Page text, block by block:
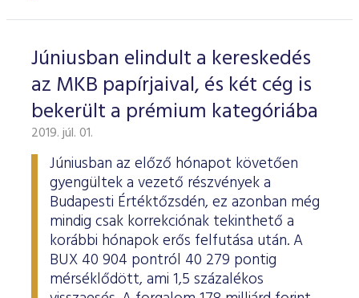
Júniusban elindult a kereskedés
az MKB papírjaival, és két cég is
bekerült a prémium kategóriába
2019. júl. 01.
Júniusban az előző hónapot követően
gyengültek a vezető részvények a
Budapesti Értéktőzsdén, ez azonban még
mindig csak korrekciónak tekinthető a
korábbi hónapok erős felfutása után. A
BUX 40 904 pontról 40 279 pontig
mérséklődött, ami 1,5 százalékos